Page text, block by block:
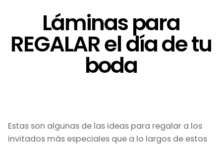
Láminas para
REGALAR el día de tu
boda
Estas son algunas de las ideas para regalar a los
invitados más especiales que a lo largos de estos